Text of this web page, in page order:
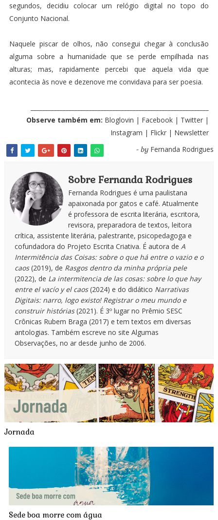
segundos, decidiu colocar um relógio digital no topo do
Conjunto Nacional.
Naquele piscar de olhos, não consegui chegar à conclusão
alguma sobre a humanidade que se perde empilhada nas
alturas; mas, rapidamente percebi que aquela vida que
acontecia às nove e dezenove me convidava para ser poesia.
Observe também em: Bloglovin | Facebook | Twitter |
Instagram | Flickr | Newsletter
- by Fernanda Rodrigues
Sobre Fernanda Rodrigues
Fernanda Rodrigues é uma paulistana
apaixonada por gatos e café. Atualmente
é professora de escrita literária, escritora,
revisora, preparadora de textos, leitora
crítica, assistente literária, palestrante, psicopedagoga e
cofundadora do Projeto Escrita Criativa. É autora de A
Intermitência das Coisas: sobre o que há entre o vazio e o
caos(2019), de Rasgos dentro da minha própria pele
(2022), de La intermitencia de las cosas: sobre lo que hay
entre el vacío y el caos(2024) e do didático Narrativas
Digitais: narro, logo existo! Registrar o meu mundo e
construir histórias(2021). É 3º lugar no Prêmio SESC
Crônicas Rubem Braga (2017) e tem textos em diversas
antologias. Também escreve no site Algumas
Observações, no ar desde junho de 2006.
Jornada
Sede boa morre com água